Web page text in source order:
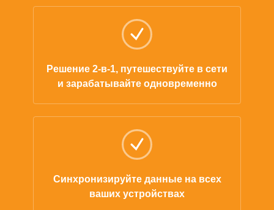
Решение 2-в-1, путешествуйте в сети
и зарабатывайте одновременно
Синхронизируйте данные на всех
ваших устройствах